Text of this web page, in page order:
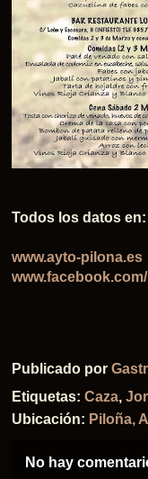
Todos los datos en:
www.ayto-pilona.es
Publicado por
Etiquetas: Caza,
Ubicación: Piloña,
No hay